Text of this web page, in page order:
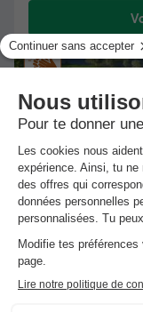
Camping Les
Parcey ]0, 1[
Ornans)